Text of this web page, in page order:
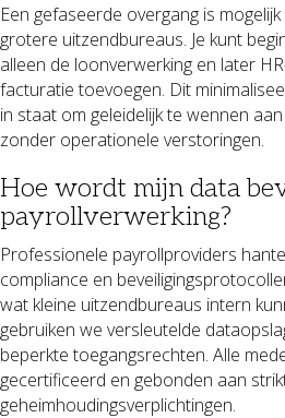
Een gefaseerde overgang is
grotere uitzendbureaus. Je kunt
alleen de loonverwerking en later
facturatie toevoegen. Dit
in staat om geleidelijk te wennen
zonder operationele verstoringen.
Hoe wordt mijn data
payrollverwerking?
Professionele payrollproviders
compliance en
wat kleine uitzendbureaus intern
gebruiken we versleutelde
beperkte toegangsrechten. Alle
gecertificeerd en gebonden aan
geheimhoudingsverplichtingen.